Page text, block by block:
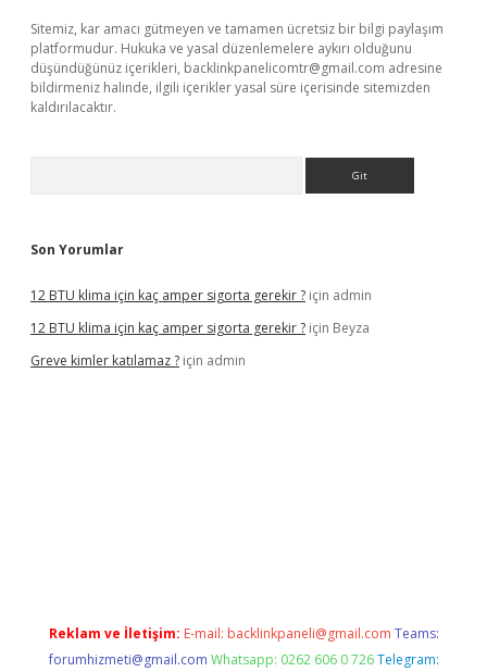
Sitemiz, kar amacı gütmeyen ve tamamen ücretsiz bir bilgi paylaşım
platformudur. Hukuka ve yasal düzenlemelere aykırı olduğunu
düşündüğünüz içerikleri, backlinkpanelicomtr@gmail.com adresine
bildirmeniz halinde, ilgili içerikler yasal süre içerisinde sitemizden
kaldırılacaktır.
Son Yorumlar
12 BTU klima için kaç amper sigorta gerekir ? için admin
12 BTU klima için kaç amper sigorta gerekir ? için Beyza
Greve kimler katılamaz ? için admin
Reklam ve İletişim: E-mail: backlinkpaneli@gmail.com Teams:
forumhizmeti@gmail.com Whatsapp: 0262 606 0 726 Telegram: